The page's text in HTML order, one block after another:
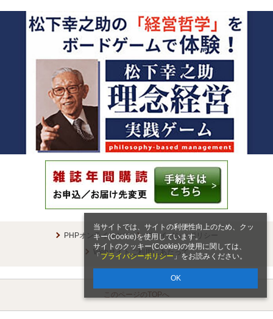
当サイトでは、サイトの利便性向上のため、クッ
キー(Cookie)を使用しています。
サイトのクッキー(Cookie)の使用に関しては、
「 プライバシーポリシー 」をお読みください。
OK
PHPオンラインとは
プライバシーポリシー
Webサイトご利用にあたって
このページのTOPへ